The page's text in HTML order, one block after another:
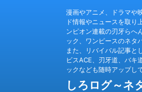
漫画やアニメ、ドラマや
ド情報やニュースを取り
ンピオン連載の刃牙らへ
ック、ワンピースのネタ
また、リバイバル記事と
ビスACE、刃牙道、バキ
ックなども随時アップし
しろログ～ネ